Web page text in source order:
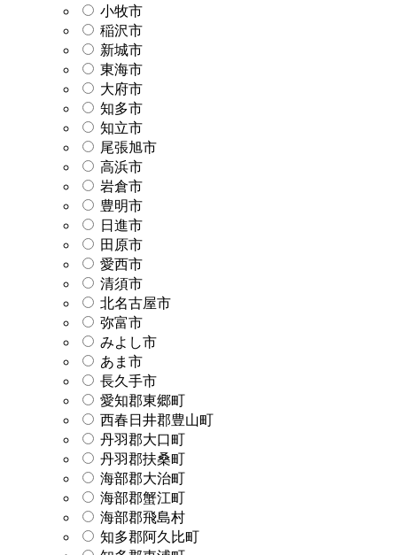
小牧市
稲沢市
新城市
東海市
大府市
知多市
知立市
尾張旭市
高浜市
岩倉市
豊明市
日進市
田原市
愛西市
清須市
北名古屋市
弥富市
みよし市
あま市
長久手市
愛知郡東郷町
西春日井郡豊山町
丹羽郡大口町
丹羽郡扶桑町
海部郡大治町
海部郡蟹江町
海部郡飛島村
知多郡阿久比町